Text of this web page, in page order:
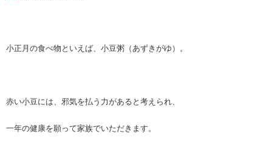
小正月の食べ物といえば、小豆粥（あずきがゆ）。
赤い小豆には、邪気を払う力があると考えられ、
一年の健康を願って家族でいただきます。